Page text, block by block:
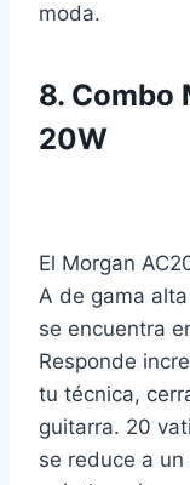
moda.
8. Combo
20W
El Morgan
A de gama
se encuentra
Responde
tu técnica,
guitarra. 20
se reduce a